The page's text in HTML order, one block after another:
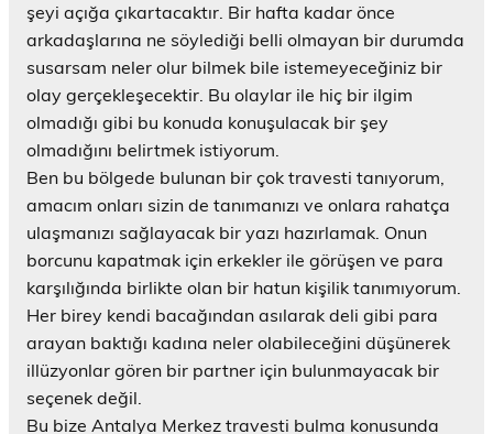
şeyi açığa çıkartacaktır. Bir hafta kadar önce
arkadaşlarına ne söylediği belli olmayan bir durumda
susarsam neler olur bilmek bile istemeyeceğiniz bir
olay gerçekleşecektir. Bu olaylar ile hiç bir ilgim
olmadığı gibi bu konuda konuşulacak bir şey
olmadığını belirtmek istiyorum.
Ben bu bölgede bulunan bir çok travesti tanıyorum,
amacım onları sizin de tanımanızı ve onlara rahatça
ulaşmanızı sağlayacak bir yazı hazırlamak. Onun
borcunu kapatmak için erkekler ile görüşen ve para
karşılığında birlikte olan bir hatun kişilik tanımıyorum.
Her birey kendi bacağından asılarak deli gibi para
arayan baktığı kadına neler olabileceğini düşünerek
illüzyonlar gören bir partner için bulunmayacak bir
seçenek değil.
Bu bize Antalya Merkez travesti bulma konusunda